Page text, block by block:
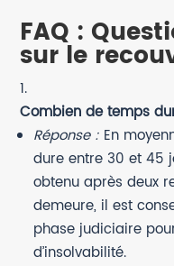
FAQ :
sur le
Combien de temps
Réponse : En
dure entre 30 et 45
obtenu après deux
demeure, il est
phase judiciaire
d’insolvabilité.